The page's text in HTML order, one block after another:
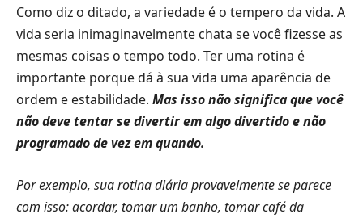
Como diz o ditado, a variedade é o tempero da vida. A
vida seria inimaginavelmente chata se você fizesse as
mesmas coisas o tempo todo. Ter uma rotina é
importante porque dá à sua vida uma aparência de
ordem e estabilidade. Mas isso não significa que você
não deve tentar se divertir em algo divertido e não
programado de vez em quando.
Por exemplo, sua rotina diária provavelmente se parece
com isso: acordar, tomar um banho, tomar café da